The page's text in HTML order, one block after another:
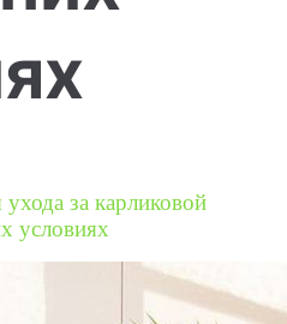
за карликовой
условиях